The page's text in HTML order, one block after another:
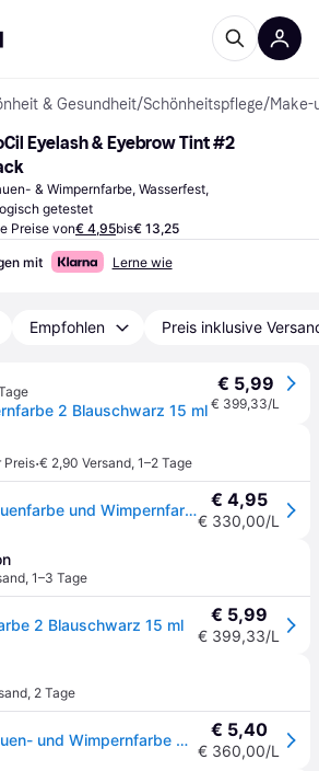
& Gesundheit/Schönheitspflege/Make-
Eyelash & Eyebrow Tint #2
& Wimpernfarbe, Wasserfest,
getestet
Preise von€ 4,95bis€ 13,25
mit Lerne wie
Empfohlen Preis inklusive
2 Blauschwarz 15 ml
€ 5,99
€ 399,33/L
Preis·€ 2,90 Versand, 1–2 Tage
RefectoCil Augenbrauenfarbe und Wimpernfarbe 15 ml Blauschwarz 2 € 4,95
€ 330,00/L
, 1–3 Tage
2 Blauschwarz 15 ml € 5,99
€ 399,33/L
, 2 Tage
RefectoCil Augenbrauen- und Wimpernfarbe Augenbrauenfarbe 15 ml Nr. 2 blau-schwarz € 5,40
€ 360,00/L